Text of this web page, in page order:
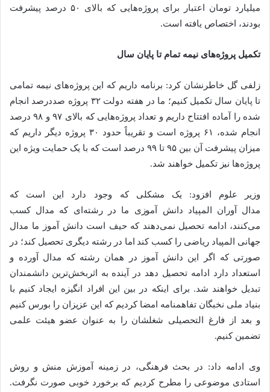
میلیارد تومان اعتبار برای پروژه‌هایی که بالای ۵۰ درصد پیشرفت
بودند، اختصاص یافته است.
تکمیل پروژه‌های نیمه تمام تا پایان سال
زلفی گل خاطرنشان کرد: برنامه داریم که این پروژه‌های نیمه تمامی
تا پایان سال تکمیل کنیم؛ ما در هفته دولت ۳۲ پروژه صددرصد انجام
شده را آماده افتتاح داریم و تعداد پروژه‌هایی که بالای ۹۷ و ۹۸ درصد
انجام شده، ۶۱ پروژه است و تقریباً حدود ۳۰ پروژه دیگر داریم که
میزان پیشرفت آن بین ۹۵ تا ۹۹ درصد است که با یک حمایت ویژه این
پروژه‌ها نیز تکمیل خواهند شد.
وزیر علوم افزود: یک مشکلی که وجود دارد این است که
مدال آوران المپیاد دانش آموزی ما در رشته‌ای که مدال کسب
می‌کنند، ادامه تحصیل نمی‌دهند که حیف است دانش آموز ما مدال
جهانی المپیاد ریاضی را کسب کند اما در رشته دیگری تحصیل کند؛ در
صورتی که اگر این دانش آموز در همان رشته که مدال آورده و
استعداد دارد ادامه تحصیل دهد در آینده به اثربخش‌ترین دانشمندان
تبدیل خواهند شد. برای اینکه در بین این افراد انگیزه ایجاد کنیم با
بنیاد ملی نخبگان تفاهمنامه امضا کردیم که این عزیزان را بورس کنیم
و بعد از فارغ التحصیلی شغلشان را به عنوان عضو هیئت علمی
تضمین کنیم.
وی ادامه داد: در بحث فرهنگی، در زمینه آموزش منش و روش
استادی موضوعی را مطرح کردیم که برخورد خوبی صورت نگرفت.